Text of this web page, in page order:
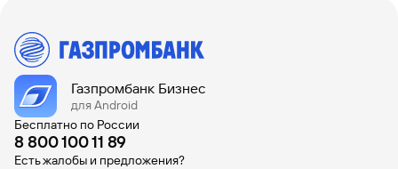
Газпромбанк Бизнес
для Android
Бесплатно по России
8 800 100 11 89
Есть жалобы и предложения?